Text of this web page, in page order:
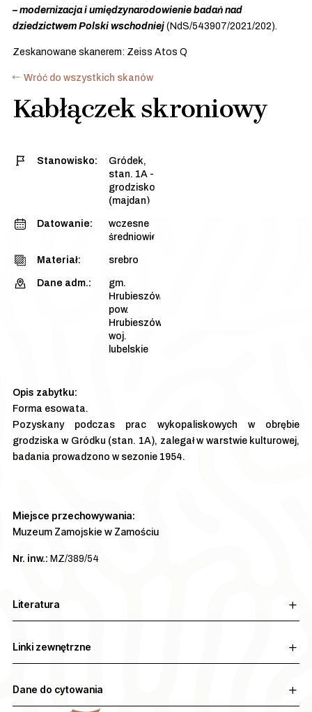
– modernizacja i umiędzynarodowienie badań nad
dziedzictwem Polski wschodniej (NdS/543907/2021/202).
Zeskanowane skanerem: Zeiss Atos Q
Wróć do wszystkich skanów
Kabłączek skroniowy
Stanowisko:
Gródek,
stan. 1A -
grodzisko
(majdan)
Datowanie:
wczesne
średniowiecze
Materiał: srebro
Dane adm.:
gm.
Hrubieszów,
pow.
Hrubieszów,
woj.
lubelskie
Forma esowata.
Pozyskany podczas prac wykopaliskowych w obrębie
grodziska w Gródku (stan. 1A), zalegał w warstwie kulturowej,
badania prowadzono w sezonie 1954.
Miejsce przechowywania:
Muzeum Zamojskie w Zamościu
Nr. inw.: MZ/389/54
Literatura
Linki zewnętrzne
Dane do cytowania